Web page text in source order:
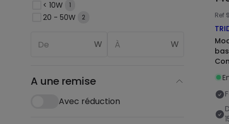
< 10W 1
20 - 50W 2
W W
A une remise
Avec réduction
Ref